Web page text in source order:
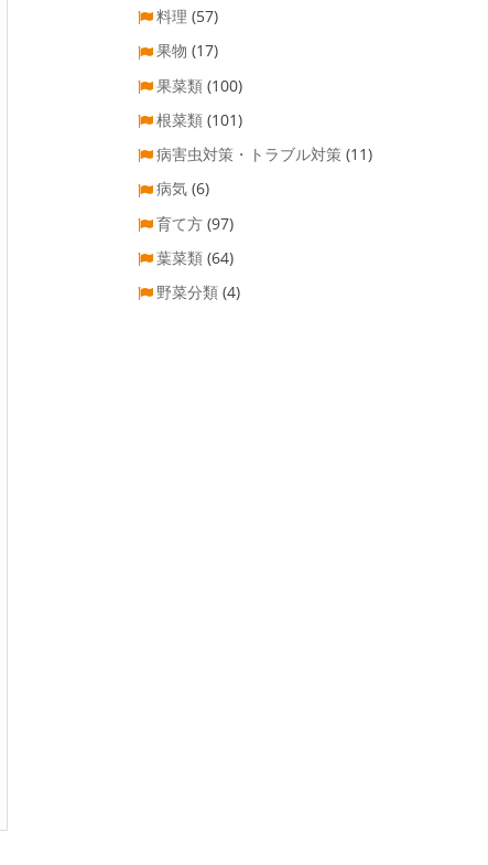
料理 (57)
果物 (17)
果菜類 (100)
根菜類 (101)
病害虫対策・トラブル対策 (11)
病気 (6)
育て方 (97)
葉菜類 (64)
野菜分類 (4)